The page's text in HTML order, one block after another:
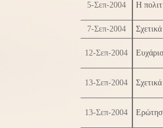
5-Σεπ-2004 Η
7-Σεπ-2004
12-Σεπ-2004
13-Σεπ-2004
13-Σεπ-2004